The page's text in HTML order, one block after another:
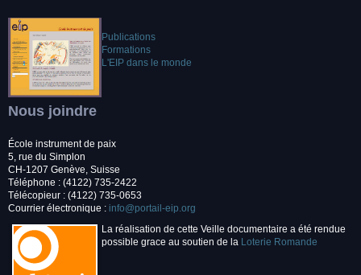
Publications
Formations
L'EIP dans le monde
Nous joindre
École instrument de paix
5, rue du Simplon
CH-1207 Genève, Suisse
Téléphone : (4122) 735-2422
Télécopieur : (4122) 735-0653
Courrier électronique : info@portail-eip.org
La réalisation de cette Veille documentaire a été rendue
possible grace au soutien de la Loterie Romande